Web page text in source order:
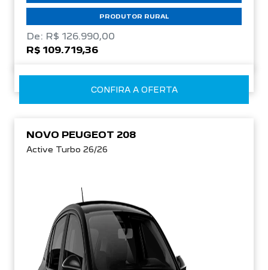
PRODUTOR RURAL
De: R$ 126.990,00
R$ 109.719,36
CONFIRA A OFERTA
NOVO PEUGEOT 208
Active Turbo 26/26